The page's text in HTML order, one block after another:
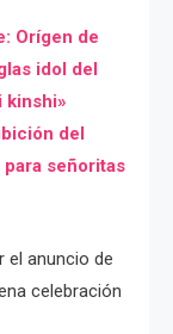
Orígen de
idol del
kinshi»
del
para señoritas
el anuncio de
celebración